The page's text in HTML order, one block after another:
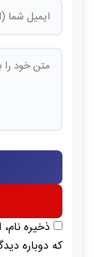
ذخیره
که دوباره